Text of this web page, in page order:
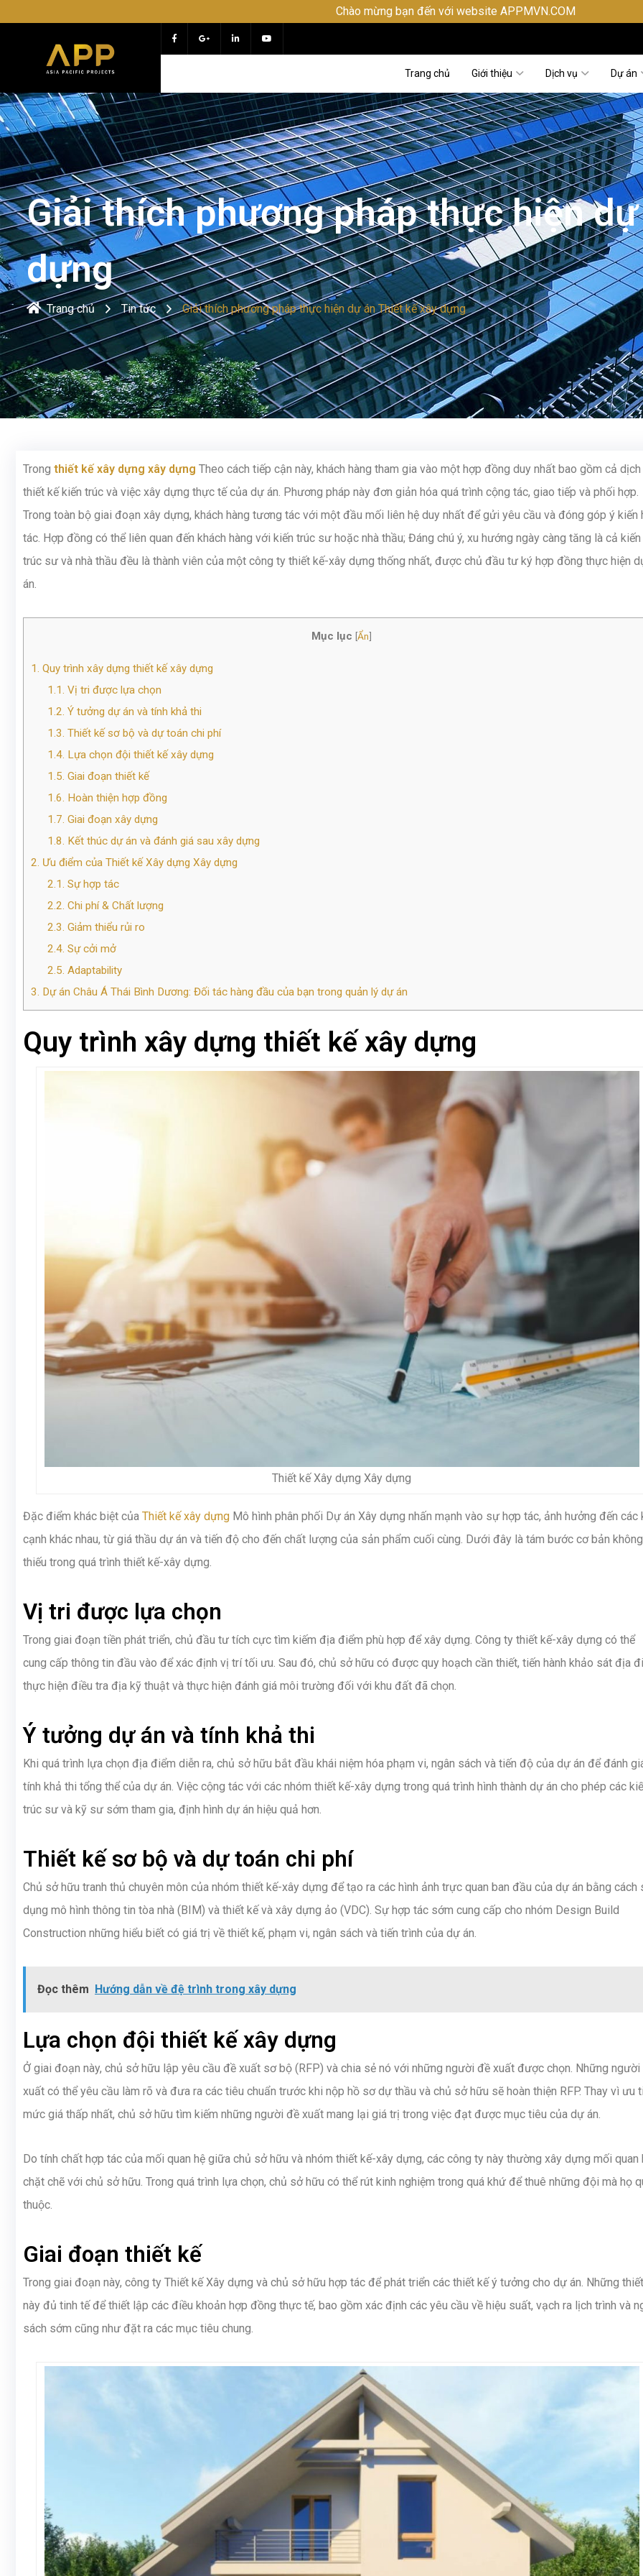
Chào mừng bạn đến với website APPMVN.COM
Trang chủ Giới thiệu Dịch vụ Dự án
Giải thích phương pháp thực hiện
dựng
Trang chủ Tin tức Giải thích phương pháp thực hiện dự án Thiết kế xây dựng
Trong thiết kế xây dựng xây dựng Theo cách tiếp cận này, khách hàng tham gia vào một hợp đồng duy nhất bao gồm cả dịch
thiết kế kiến trúc và việc xây dựng thực tế của dự án. Phương pháp này đơn giản hóa quá trình cộng tác, giao tiếp và phối hợp.
Trong toàn bộ giai đoạn xây dựng, khách hàng tương tác với một đầu mối liên hệ duy nhất để gửi yêu cầu và đóng góp ý kiến
tác. Hợp đồng có thể liên quan đến khách hàng với kiến trúc sư hoặc nhà thầu; Đáng chú ý, xu hướng ngày càng tăng là cả kiến
trúc sư và nhà thầu đều là thành viên của một công ty thiết kế-xây dựng thống nhất, được chủ đầu tư ký hợp đồng thực hiện
án.
Mục lục [Ẩn]
1. Quy trình xây dựng thiết kế xây dựng
1.1. Vị tri được lựa chọn
1.2. Ý tưởng dự án và tính khả thi
1.3. Thiết kế sơ bộ và dự toán chi phí
1.4. Lựa chọn đội thiết kế xây dựng
1.5. Giai đoạn thiết kế
1.6. Hoàn thiện hợp đồng
1.7. Giai đoạn xây dựng
1.8. Kết thúc dự án và đánh giá sau xây dựng
2. Ưu điểm của Thiết kế Xây dựng Xây dựng
2.1. Sự hợp tác
2.2. Chi phí & Chất lượng
2.3. Giảm thiểu rủi ro
2.4. Sự cởi mở
2.5. Adaptability
3. Dự án Châu Á Thái Bình Dương: Đối tác hàng đầu của bạn trong quản lý dự án
Quy trình xây dựng thiết kế xây dựng
Thiết kế Xây dựng Xây dựng
Đặc điểm khác biệt của Thiết kế xây dựng Mô hình phân phối Dự án Xây dựng nhấn mạnh vào sự hợp tác, ảnh hưởng đến các
cạnh khác nhau, từ giá thầu dự án và tiến độ cho đến chất lượng của sản phẩm cuối cùng. Dưới đây là tám bước cơ bản
thiếu trong quá trình thiết kế-xây dựng.
Vị tri được lựa chọn
Trong giai đoạn tiền phát triển, chủ đầu tư tích cực tìm kiếm địa điểm phù hợp để xây dựng. Công ty thiết kế-xây dựng có thể
cung cấp thông tin đầu vào để xác định vị trí tối ưu. Sau đó, chủ sở hữu có được quy hoạch cần thiết, tiến hành khảo sát địa
thực hiện điều tra địa kỹ thuật và thực hiện đánh giá môi trường đối với khu đất đã chọn.
Ý tưởng dự án và tính khả thi
Khi quá trình lựa chọn địa điểm diễn ra, chủ sở hữu bắt đầu khái niệm hóa phạm vi, ngân sách và tiến độ của dự án để đánh
tính khả thi tổng thể của dự án. Việc cộng tác với các nhóm thiết kế-xây dựng trong quá trình hình thành dự án cho phép các
trúc sư và kỹ sư sớm tham gia, định hình dự án hiệu quả hơn.
Thiết kế sơ bộ và dự toán chi phí
Chủ sở hữu tranh thủ chuyên môn của nhóm thiết kế-xây dựng để tạo ra các hình ảnh trực quan ban đầu của dự án bằng cách
dụng mô hình thông tin tòa nhà (BIM) và thiết kế và xây dựng ảo (VDC). Sự hợp tác sớm cung cấp cho nhóm Design Build
Construction những hiểu biết có giá trị về thiết kế, phạm vi, ngân sách và tiến trình của dự án.
Đọc thêm Hướng dẫn về đệ trình trong xây dựng
Lựa chọn đội thiết kế xây dựng
Ở giai đoạn này, chủ sở hữu lập yêu cầu đề xuất sơ bộ (RFP) và chia sẻ nó với những người đề xuất được chọn. Những người
xuất có thể yêu cầu làm rõ và đưa ra các tiêu chuẩn trước khi nộp hồ sơ dự thầu và chủ sở hữu sẽ hoàn thiện RFP. Thay vì ưu
mức giá thấp nhất, chủ sở hữu tìm kiếm những người đề xuất mang lại giá trị trong việc đạt được mục tiêu của dự án.
Do tính chất hợp tác của mối quan hệ giữa chủ sở hữu và nhóm thiết kế-xây dựng, các công ty này thường xây dựng mối quan
chặt chẽ với chủ sở hữu. Trong quá trình lựa chọn, chủ sở hữu có thể rút kinh nghiệm trong quá khứ để thuê những đội mà họ
thuộc.
Giai đoạn thiết kế
Trong giai đoạn này, công ty Thiết kế Xây dựng và chủ sở hữu hợp tác để phát triển các thiết kế ý tưởng cho dự án. Những
này đủ tinh tế để thiết lập các điều khoản hợp đồng thực tế, bao gồm xác định các yêu cầu về hiệu suất, vạch ra lịch trình và
sách sớm cũng như đặt ra các mục tiêu chung.